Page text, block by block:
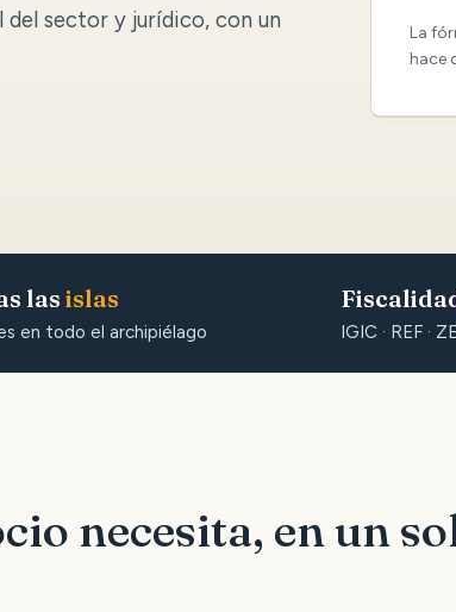
del sector y jurídico, con un
La
hace
las islas
en todo el archipiélago IGIC · REF ·
necesita, en un